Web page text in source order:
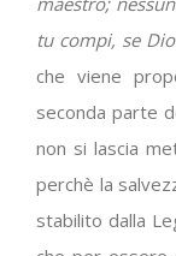
tu compi, se
che viene
seconda parte
non si lascia
perchè la
stabilito dalla